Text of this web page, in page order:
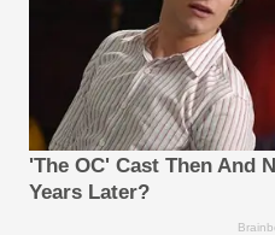
'The OC' Cast Then And
Years Later?